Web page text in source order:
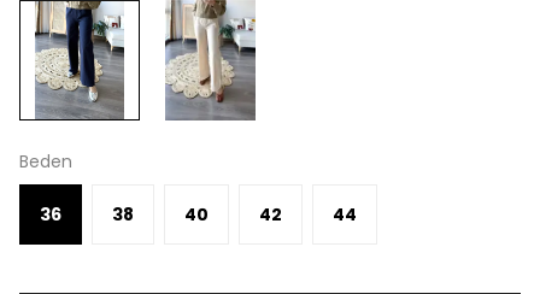
Beden
36 38 40 42 44